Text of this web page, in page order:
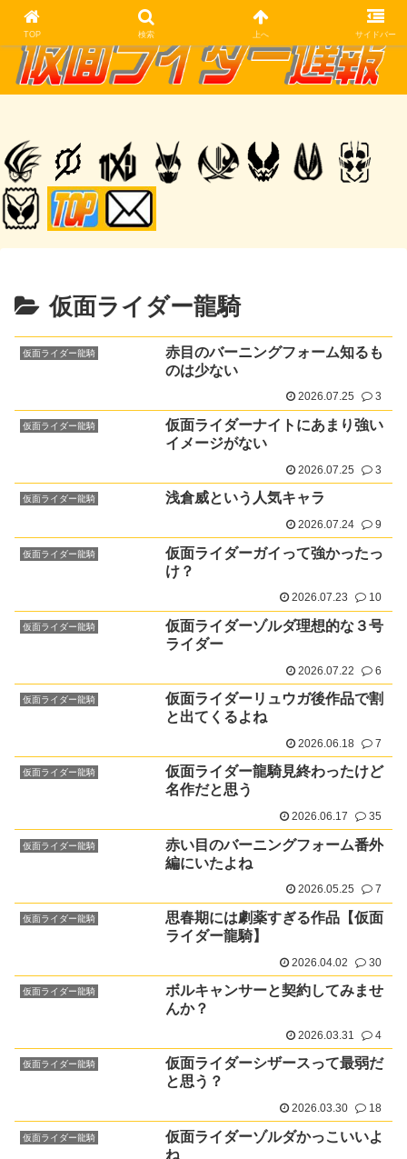
仮面ライダー龍騎
仮面ライダー龍騎
赤目のバーニングフォーム知るも
のは少ない
2026.07.25 3
仮面ライダー龍騎
仮面ライダーナイトにあまり強い
イメージがない
2026.07.25 3
仮面ライダー龍騎 浅倉威という人気キャラ
2026.07.24 9
仮面ライダー龍騎
仮面ライダーガイって強かったっ
け？
2026.07.23 10
仮面ライダー龍騎
仮面ライダーゾルダ理想的な３号
ライダー
2026.07.22 6
仮面ライダー龍騎
仮面ライダーリュウガ後作品で割
と出てくるよね
2026.06.18 7
仮面ライダー龍騎
仮面ライダー龍騎見終わったけど
名作だと思う
2026.06.17 35
仮面ライダー龍騎
赤い目のバーニングフォーム番外
編にいたよね
2026.05.25 7
仮面ライダー龍騎
思春期には劇薬すぎる作品【仮面
ライダー龍騎】
2026.04.02 30
仮面ライダー龍騎
ボルキャンサーと契約してみませ
んか？
2026.03.31 4
仮面ライダー龍騎
仮面ライダーシザースって最弱だ
と思う？
2026.03.30 18
仮面ライダー龍騎
仮面ライダーゾルダかっこいいよ
ね
TOP 検索 上へ サイドバー